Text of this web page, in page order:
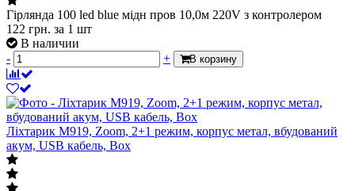
Гірлянда 100 led blue мідн пров 10,0м 220V з контролером
122 грн. за 1 шт
В наличии
-
+ В корзину
Ліхтарик M919, Zoom, 2+1 режим, корпус метал, вбудований
акум, USB кабель, Box